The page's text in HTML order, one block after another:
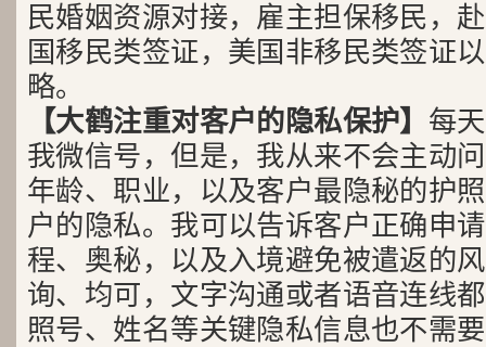
民婚姻资源对接，雇主担保移民，
国移民类签证，美国非移民类签证
略。
【大鹤注重对客户的隐私保护】 每
我微信号，但是，我从来不会主动
年龄、职业，以及客户最隐秘的护
户的隐私。我可以告诉客户正确申
程、奥秘，以及入境避免被遣返的
询、均可，文字沟通或者语音连线
照号、姓名等关键隐私信息也不需